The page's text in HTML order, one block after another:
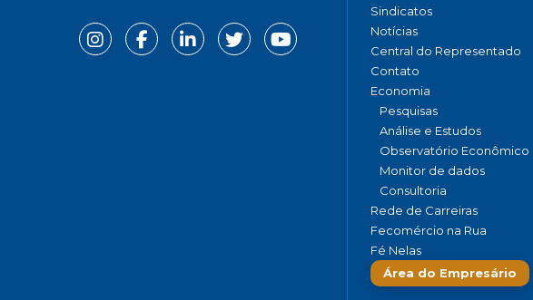
Sindicatos
Notícias
Central do Representado
Contato
Economia
Pesquisas
Análise e Estudos
Observatório Econômico
Monitor de dados
Consultoria
Rede de Carreiras
Fecomércio na Rua
Fé Nelas
Área do Empresário